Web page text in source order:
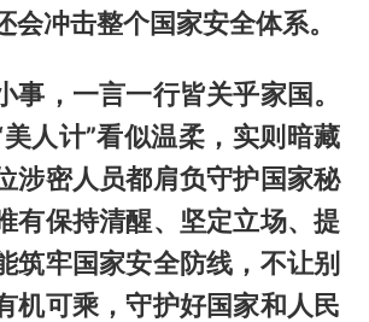
会冲击整个国家安全体系。
事，一言一行皆关乎家国。
人计”看似温柔，实则暗藏
涉密人员都肩负守护国家秘
有保持清醒、坚定立场、提
筑牢国家安全防线，不让别
机可乘，守护好国家和人民